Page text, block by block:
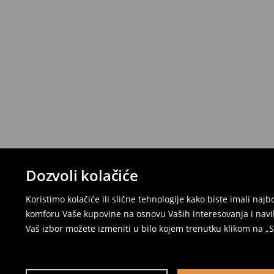
Dozvoli kolačiće
Koristimo kolačiće ili slične tehnologije kako biste imali
komforu Vaše kupovine na osnovu Vaših interesovanja i
Vaš izbor možete izmeniti u bilo kojem trenutku klikom na